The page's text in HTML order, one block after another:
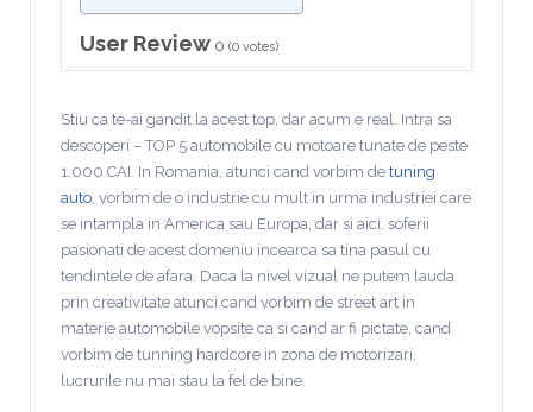
User Review 0 (0 votes)
Stiu ca te-ai gandit la acest top, dar acum e real. Intra sa
descoperi – TOP 5 automobile cu motoare tunate de peste
1.000 CAI. In Romania, atunci cand vorbim de tuning
auto, vorbim de o industrie cu mult in urma industriei care
se intampla in America sau Europa, dar si aici, soferii
pasionati de acest domeniu incearca sa tina pasul cu
tendintele de afara. Daca la nivel vizual ne putem lauda
prin creativitate atunci cand vorbim de street art in
materie automobile vopsite ca si cand ar fi pictate, cand
vorbim de tunning hardcore in zona de motorizari,
lucrurile nu mai stau la fel de bine.